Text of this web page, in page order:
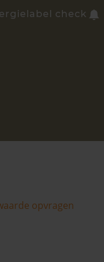
check
opvragen